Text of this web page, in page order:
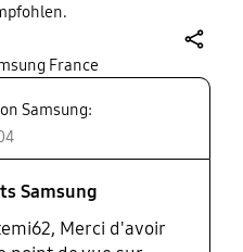
France
Samsung:
Samsung
Merci d'avoir